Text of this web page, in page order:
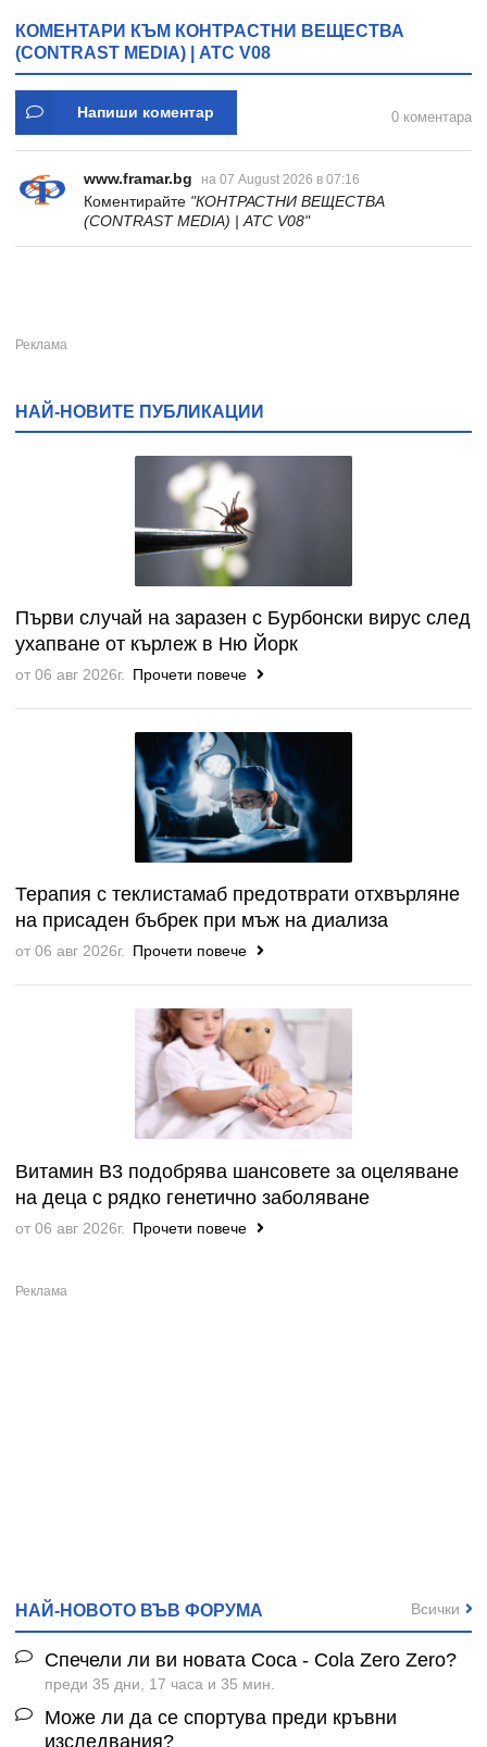
КОМЕНТАРИ КЪМ КОНТРАСТНИ ВЕЩЕСТВА
(CONTRAST MEDIA) | ATC V08
Напиши коментар 0 коментара
www.framar.bg на 07 August 2026 в 07:16
Коментирайте "КОНТРАСТНИ ВЕЩЕСТВА
(CONTRAST MEDIA) | ATC V08"
НАЙ-НОВИТЕ ПУБЛИКАЦИИ
Първи случай на заразен с Бурбонски вирус след
ухапване от кърлеж в Ню Йорк
от 06 авг 2026г. Прочети повече
Терапия с теклистамаб предотврати отхвърляне
на присаден бъбрек при мъж на диализа
от 06 авг 2026г. Прочети повече
Витамин B3 подобрява шансовете за оцеляване
на деца с рядко генетично заболяване
от 06 авг 2026г. Прочети повече
НАЙ-НОВОТО ВЪВ ФОРУМА
Спечели ли ви новата Coca - Cola Zero Zero?
преди 35 дни, 17 часа и 35 мин.
Може ли да се спортува преди кръвни
изследвания?
Всички